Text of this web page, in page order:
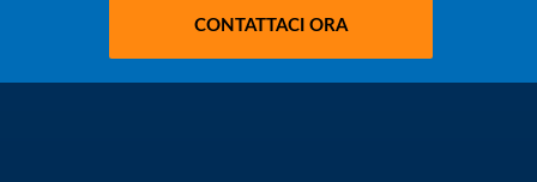
CONTATTACI ORA